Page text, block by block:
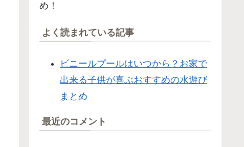
め！
よく読まれている記事
ビニールプールはいつから？お家で
出来る子供が喜ぶおすすめの水遊び
まとめ
最近のコメント